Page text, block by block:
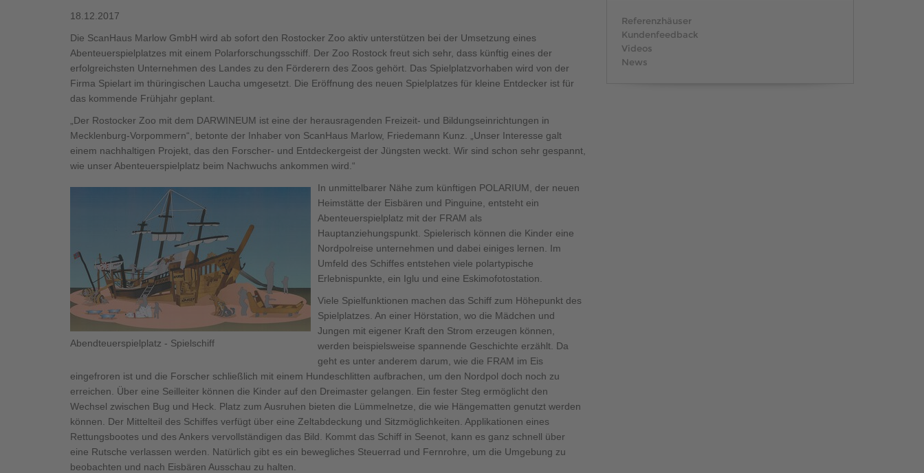
Brauchen Sie Hilfe? 038221 400 500
Auszeichnungen
Brauchen Sie Hilfe? 038221 400 500
18.12.2017
Die ScanHaus Marlow GmbH wird ab sofort den Rostocker Zoo aktiv unterstützen bei der Umsetzung eines
Abenteuerspielplatzes mit einem Polarforschungsschiff. Der Zoo Rostock freut sich sehr, dass künftig eines der
erfolgreichsten Unternehmen des Landes zu den Förderern des Zoos gehört. Das Spielplatzvorhaben wird von der
Firma Spielart im thüringischen Laucha umgesetzt. Die Eröffnung des neuen Spielplatzes für kleine Entdecker ist für
das kommende Frühjahr geplant.
„Der Rostocker Zoo mit dem DARWINEUM ist eine der herausragenden Freizeit- und Bildungseinrichtungen in
Mecklenburg-Vorpommern“, betonte der Inhaber von ScanHaus Marlow, Friedemann Kunz. „Unser Interesse galt
einem nachhaltigen Projekt, das den Forscher- und Entdeckergeist der Jüngsten weckt. Wir sind schon sehr gespannt,
wie unser Abenteuerspielplatz beim Nachwuchs ankommen wird.“
Abendteuerspielplatz - Spielschiff
In unmittelbarer Nähe zum künftigen POLARIUM, der neuen
Heimstätte der Eisbären und Pinguine, entsteht ein
Abenteuerspielplatz mit der FRAM als
Hauptanziehungspunkt. Spielerisch können die Kinder eine
Nordpolreise unternehmen und dabei einiges lernen. Im
Umfeld des Schiffes entstehen viele polartypische
Erlebnispunkte, ein Iglu und eine Eskimofotostation.
Viele Spielfunktionen machen das Schiff zum Höhepunkt des
Spielplatzes. An einer Hörstation, wo die Mädchen und
Jungen mit eigener Kraft den Strom erzeugen können,
werden beispielsweise spannende Geschichte erzählt. Da
geht es unter anderem darum, wie die FRAM im Eis
eingefroren ist und die Forscher schließlich mit einem Hundeschlitten aufbrachen, um den Nordpol doch noch zu
erreichen. Über eine Seilleiter können die Kinder auf den Dreimaster gelangen. Ein fester Steg ermöglicht den
Wechsel zwischen Bug und Heck. Platz zum Ausruhen bieten die Lümmelnetze, die wie Hängematten genutzt werden
können. Der Mittelteil des Schiffes verfügt über eine Zeltabdeckung und Sitzmöglichkeiten. Applikationen eines
Rettungsbootes und des Ankers vervollständigen das Bild. Kommt das Schiff in Seenot, kann es ganz schnell über
eine Rutsche verlassen werden. Natürlich gibt es ein bewegliches Steuerrad und Fernrohre, um die Umgebung zu
beobachten und nach Eisbären Ausschau zu halten.
Referenzhäuser
Kundenfeedback
Videos
News